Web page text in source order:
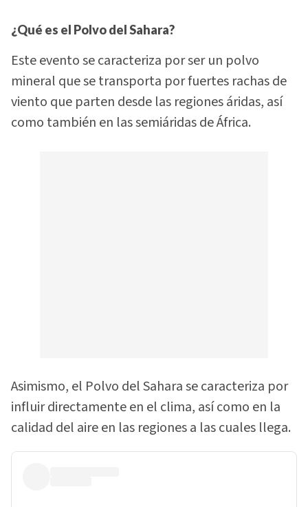
¿Qué es el Polvo del Sahara?
Este evento se caracteriza por ser un polvo
mineral que se transporta por fuertes rachas de
viento que parten desde las regiones áridas, así
como también en las semiáridas de África.
Asimismo, el Polvo del Sahara se caracteriza por
influir directamente en el clima, así como en la
calidad del aire en las regiones a las cuales llega.